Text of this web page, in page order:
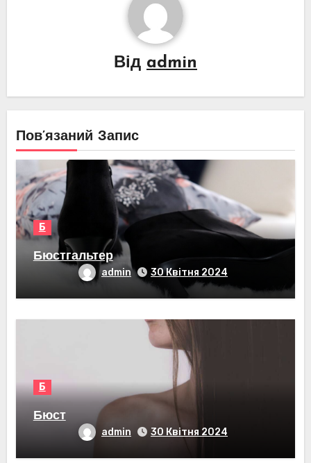
Від admin
Пов’язаний Запис
Б
Бюстгальтер
admin 30 Квітня 2024
Б
Бюст
admin 30 Квітня 2024